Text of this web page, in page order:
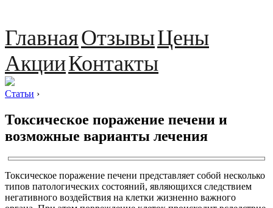
ГлавнаяОтзывыЦены
АкцииКонтакты
Статьи ›
Токсическое поражение печени и
возможные варианты лечения
Токсическое поражение печени представляет собой несколько
типов патологических состояний, являющихся следствием
негативного воздействия на клетки жизненно важного